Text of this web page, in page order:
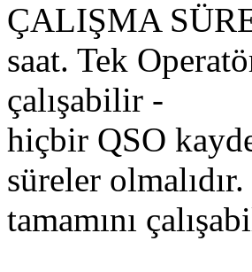
ÇALIŞMA
saat. Tek
çalışabilir -
hiçbir QSO
süreler
tamamını